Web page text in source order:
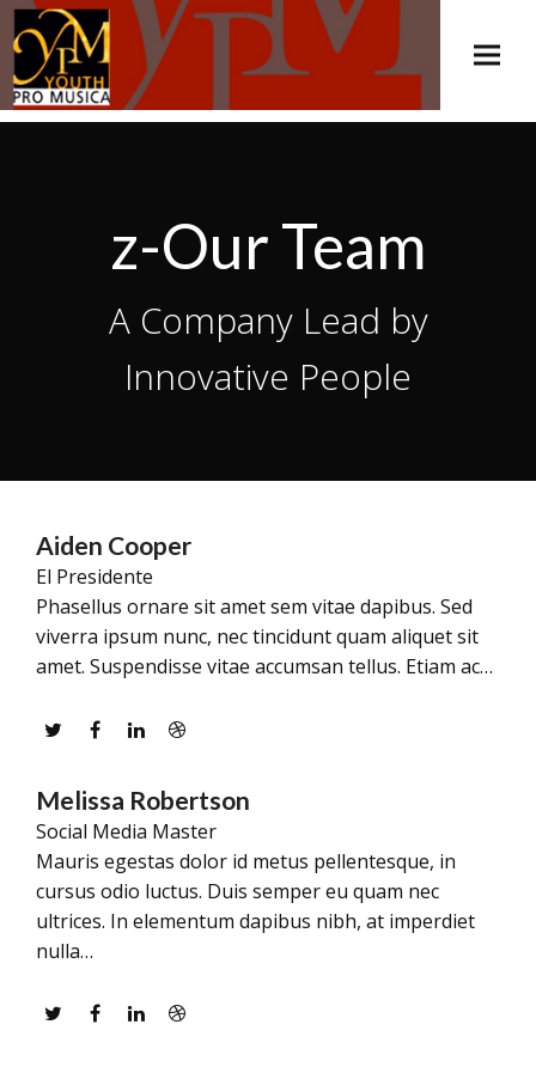
z-Our Team
A Company Lead by
Innovative People
Aiden Cooper
El Presidente
Phasellus ornare sit amet sem vitae dapibus. Sed
viverra ipsum nunc, nec tincidunt quam aliquet sit
amet. Suspendisse vitae accumsan tellus. Etiam ac…
TwitterFacebook
LinkedinDribbble
Melissa Robertson
Social Media Master
Mauris egestas dolor id metus pellentesque, in
cursus odio luctus. Duis semper eu quam nec
ultrices. In elementum dapibus nibh, at imperdiet
nulla…
TwitterFacebook
LinkedinDribbble